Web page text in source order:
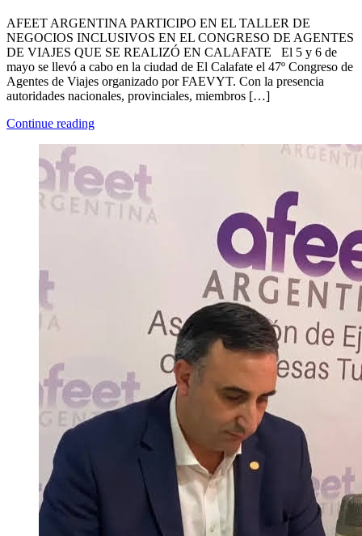
AFEET ARGENTINA PARTICIPO EN EL TALLER DE
NEGOCIOS INCLUSIVOS EN EL CONGRESO DE AGENTES
DE VIAJES QUE SE REALIZÓ EN CALAFATE El 5 y 6 de
mayo se llevó a cabo en la ciudad de El Calafate el 47º Congreso de
Agentes de Viajes organizado por FAEVYT. Con la presencia
autoridades nacionales, provinciales, miembros […]
Continue reading